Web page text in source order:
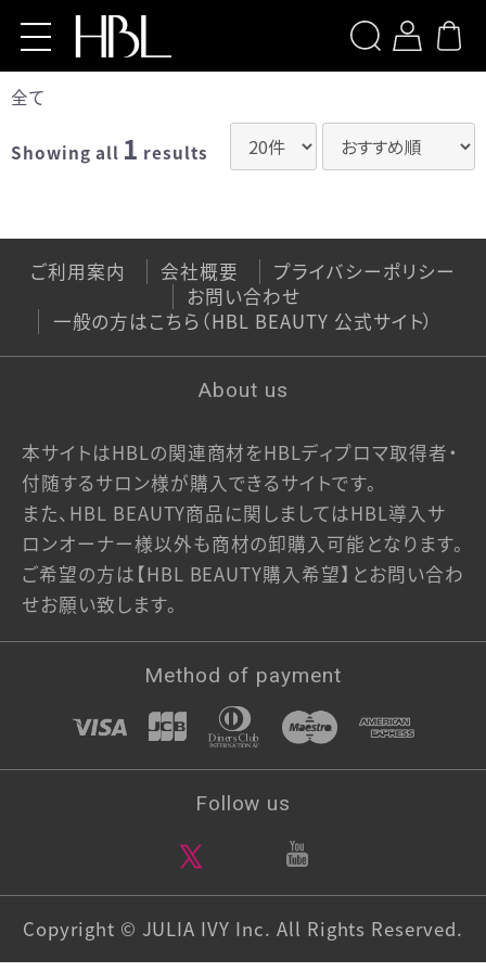
全て
Showing all 1 results
ご利用案内 会社概要
プライバシーポリシー
お問い合わせ
一般の方はこちら（HBL BEAUTY 公式サイト）
About us
本サイトはHBLの関連商材をHBLディプロマ取得者・
付随するサロン様が購入できるサイトです。
また、HBL BEAUTY商品に関しましてはHBL導入サ
ロンオーナー様以外も商材の卸購入可能となります。
ご希望の方は【HBL BEAUTY購入希望】とお問い合わ
せお願い致します。
Method of payment
Follow us
Copyright © JULIA IVY Inc. All Rights Reserved.
検索
【導入サロン様専用】HBL BEAUTY
【導入サロン様専用】HBL
PROFESSIONAL
【導入サロン様専用】Brow XENNA
お問い合わせ
ご利用ガイド
当サイトについて
特定商取引法に基づく表記
プライバシーポリシー
利用規約
一般の方はこちら（HBL BEAUTY 公式サイト）